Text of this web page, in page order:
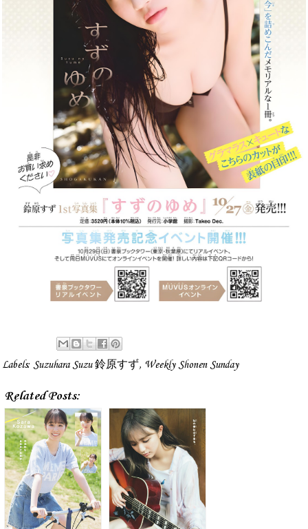
Labels: Suzuhara Suzu 鈴原すず, Weekly Shonen Sunday
Related Posts: